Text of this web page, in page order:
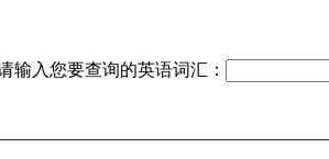
输入您要查询的英语词汇：